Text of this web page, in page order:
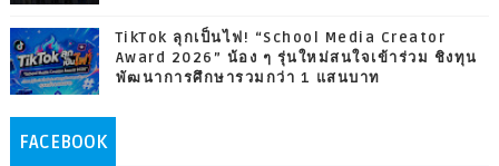
TikTok ลุกเป็นไฟ! “School Media Creator
Award 2026” น้อง ๆ รุ่นใหม่สนใจเข้าร่วม ชิงทุน
พัฒนาการศึกษารวมกว่า 1 แสนบาท
FACEBOOK